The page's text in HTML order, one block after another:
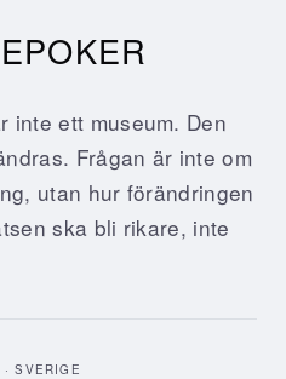
inte ett museum. Den
Frågan är inte om
utan hur förändringen
ska bli rikare, inte
·SVERIGE